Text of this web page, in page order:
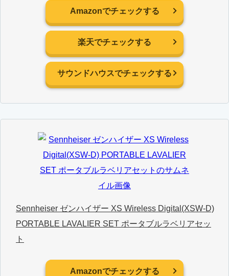
Amazonでチェックする
楽天でチェックする
サウンドハウスでチェックする
Sennheiser ゼンハイザー XS Wireless Digital(XSW-D)
PORTABLE LAVALIER SET ポータブルラベリアセッ
ト
Amazonでチェックする